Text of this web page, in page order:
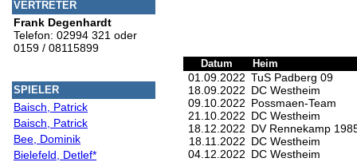
VERTRETER
Frank Degenhardt
Telefon: 02994 321 oder
0159 / 08115899
SPIELER
Baisch, Patrick
Baisch, Patrick
Bee, Dominik
Bielefeld, Detlef*
Datum Heim
01.09.2022 TuS Padberg 09
18.09.2022 DC Westheim
09.10.2022 Possmaen-Team
21.10.2022 DC Westheim
18.12.2022 DV Rennekamp
18.11.2022 DC Westheim
04.12.2022 DC Westheim